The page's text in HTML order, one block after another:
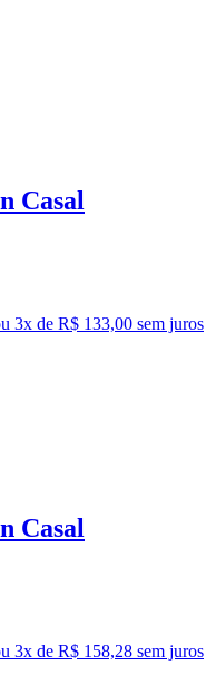
Casal
3x de R$ 133,00 sem juros
Casal
3x de R$ 158,28 sem juros